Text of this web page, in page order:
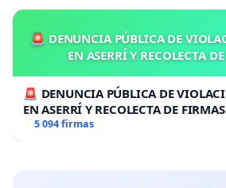
🚨 DENUNCIA PÚBLICA DE
EN ASERRÍ Y RECOLECTA
🚨 DENUNCIA PÚBLICA DE
EN ASERRÍ Y RECOLECTA DE
5 094 firmas